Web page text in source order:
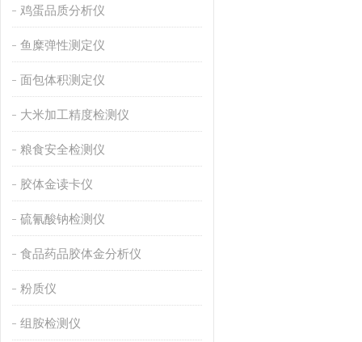
鸡蛋品质分析仪
鱼糜弹性测定仪
面包体积测定仪
大米加工精度检测仪
粮食安全检测仪
胶体金读卡仪
硫氰酸钠检测仪
食品药品胶体金分析仪
粉质仪
组胺检测仪